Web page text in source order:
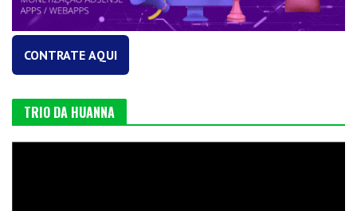
CONTRATE AQUI
TRIO DA HUANNA